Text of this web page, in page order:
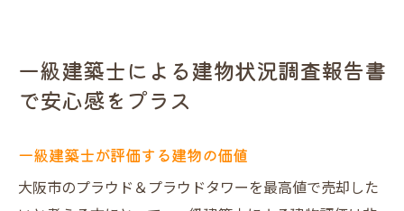
一級建築士による建物状況調査報告書
で安心感をプラス
一級建築士が評価する建物の価値
大阪市のプラウド＆プラウドタワーを最高値で売却した